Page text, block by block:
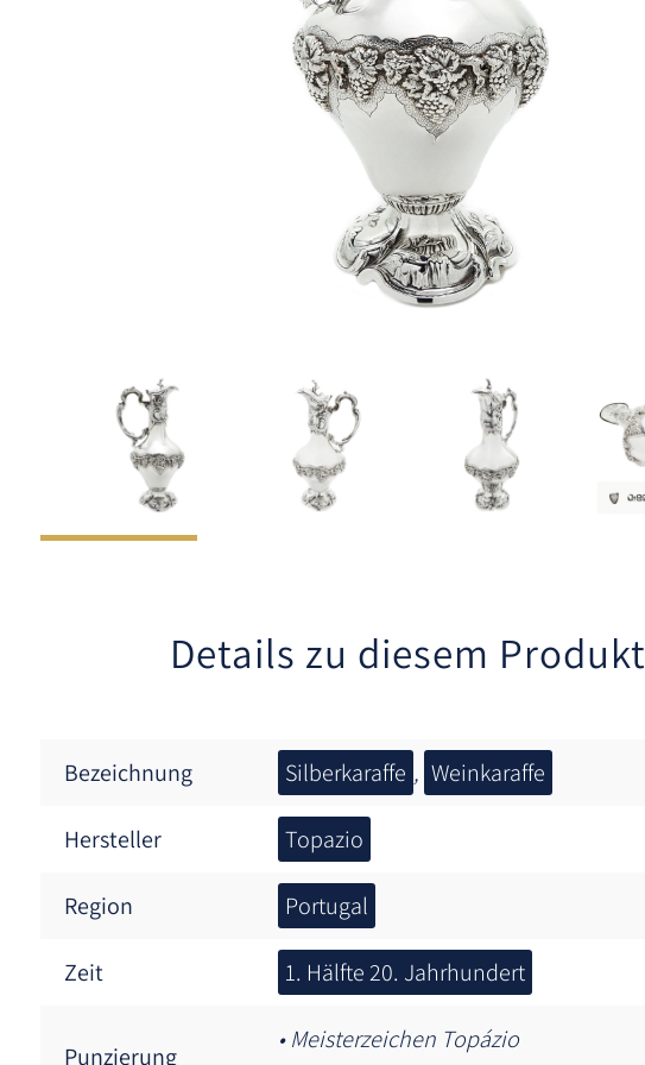
Details zu diesem Produkt
Bezeichnung Silberkaraffe , Weinkaraffe
Hersteller Topazio
Region Portugal
Zeit 1. Hälfte 20. Jahrhundert
Punzierung
• Meisterzeichen Topázio